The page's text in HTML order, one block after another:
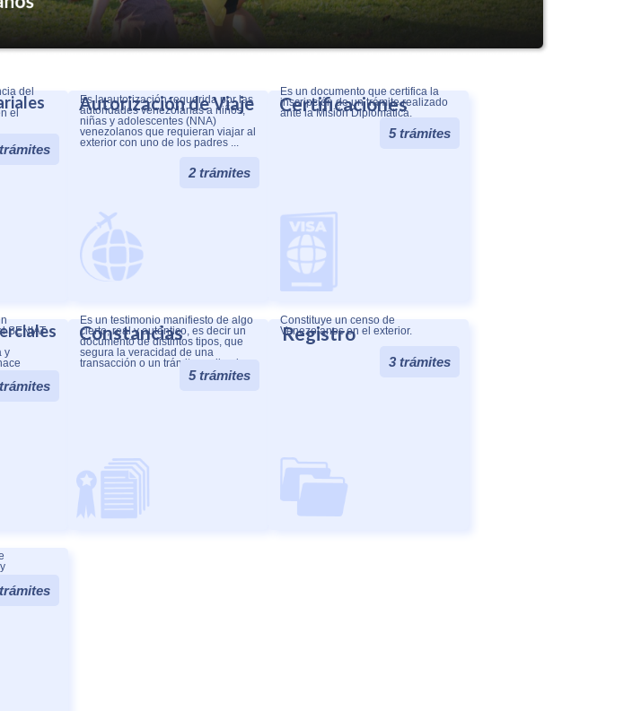
del
el
Autorización de Viaje
Es la autorización requerida por las
autoridades venezolanas a niños,
niñas y adolescentes (NNA)
venezolanos que requieran viajar al
exterior con uno de los padres ...
2 trámites
Certificaciones
Es un documento que certifica la
inscripción de un trámite realizado
ante la Misión Diplomática.
5 trámites
SENIAT
y
Constancias
Es un testimonio manifiesto de algo
cierto, real y auténtico, es decir un
documento de distintos tipos, que
segura la veracidad de una
transacción o un trámite realizado.
5 trámites
Registro
Constituye un censo de
Venezolanos en el exterior.
3 trámites